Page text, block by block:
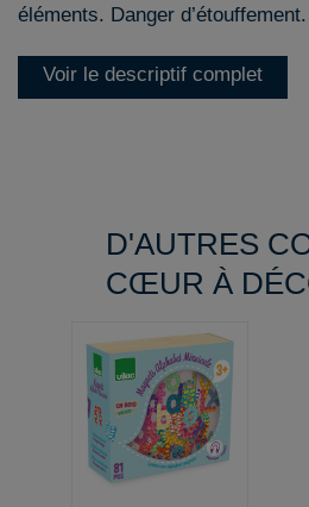
éléments. Danger d’étouffement.
Voir le descriptif complet
D'AUTRES
CŒUR À